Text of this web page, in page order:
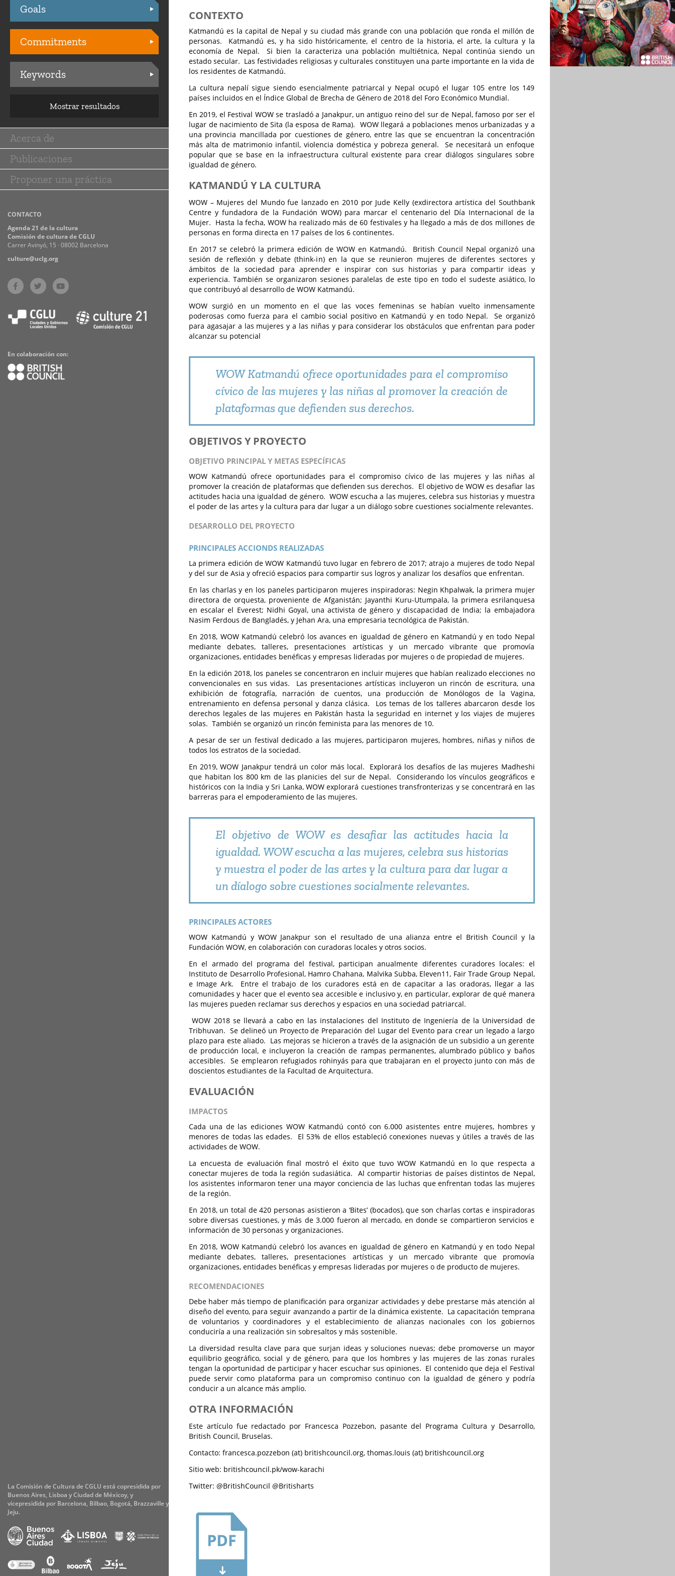
Practices
Goals
Commitments
Keywords
Mostrar resultados
Main
navigation
Acerca de
Publicaciones
Proponer una práctica
CONTACTO
Agenda 21 de la cultura
Comisión de cultura de CGLU
Carrer Avinyó, 15 · 08002 Barcelona
culture@uclg.org
La Comisión de Cultura de CGLU está copresidida por
Buenos Aires, Lisboa y Ciudad de Méxicoy, y
vicepresidida por Barcelona, Bilbao, Bogotá, Brazzaville y
Jeju.
En colaboración con:
CONTEXTO
Katmandú es la capital de Nepal y su ciudad más grande con una población que ronda el millón de
personas. Katmandú es, y ha sido históricamente, el centro de la historia, el arte, la cultura y la
economía de Nepal. Si bien la caracteriza una población multiétnica, Nepal continúa siendo un
estado secular. Las festividades religiosas y culturales constituyen una parte importante en la vida de
los residentes de Katmandú.
La cultura nepalí sigue siendo esencialmente patriarcal y Nepal ocupó el lugar 105 entre los 149
países incluidos en el Índice Global de Brecha de Género de 2018 del Foro Económico Mundial.
En 2019, el Festival WOW se trasladó a Janakpur, un antiguo reino del sur de Nepal, famoso por ser el
lugar de nacimiento de Sita (la esposa de Rama). WOW llegará a poblaciones menos urbanizadas y a
una provincia mancillada por cuestiones de género, entre las que se encuentran la concentración
más alta de matrimonio infantil, violencia doméstica y pobreza general. Se necesitará un enfoque
popular que se base en la infraestructura cultural existente para crear diálogos singulares sobre
igualdad de género.
KATMANDÚ Y LA CULTURA
WOW – Mujeres del Mundo fue lanzado en 2010 por Jude Kelly (exdirectora artística del Southbank
Centre y fundadora de la Fundación WOW) para marcar el centenario del Día Internacional de la
Mujer. Hasta la fecha, WOW ha realizado más de 60 festivales y ha llegado a más de dos millones de
personas en forma directa en 17 países de los 6 continentes.
En 2017 se celebró la primera edición de WOW en Katmandú. British Council Nepal organizó una
sesión de reflexión y debate (think-in) en la que se reunieron mujeres de diferentes sectores y
ámbitos de la sociedad para aprender e inspirar con sus historias y para compartir ideas y
experiencia. También se organizaron sesiones paralelas de este tipo en todo el sudeste asiático, lo
que contribuyó al desarrollo de WOW Katmandú.
WOW surgió en un momento en el que las voces femeninas se habían vuelto inmensamente
poderosas como fuerza para el cambio social positivo en Katmandú y en todo Nepal. Se organizó
para agasajar a las mujeres y a las niñas y para considerar los obstáculos que enfrentan para poder
alcanzar su potencial
WOW Katmandú ofrece oportunidades para el compromiso
cívico de las mujeres y las niñas al promover la creación de
plataformas que defienden sus derechos.
OBJETIVOS Y PROYECTO
OBJETIVO PRINCIPAL Y METAS ESPECÍFICAS
WOW Katmandú ofrece oportunidades para el compromiso cívico de las mujeres y las niñas al
promover la creación de plataformas que defienden sus derechos. El objetivo de WOW es desafiar las
actitudes hacia una igualdad de género. WOW escucha a las mujeres, celebra sus historias y muestra
el poder de las artes y la cultura para dar lugar a un diálogo sobre cuestiones socialmente relevantes.
DESARROLLO DEL PROYECTO
PRINCIPALES ACCIONDS REALIZADAS
La primera edición de WOW Katmandú tuvo lugar en febrero de 2017; atrajo a mujeres de todo Nepal
y del sur de Asia y ofreció espacios para compartir sus logros y analizar los desafíos que enfrentan.
En las charlas y en los paneles participaron mujeres inspiradoras: Negin Khpalwak, la primera mujer
directora de orquesta, proveniente de Afganistán; Jayanthi Kuru-Utumpala, la primera esrilanquesa
en escalar el Everest; Nidhi Goyal, una activista de género y discapacidad de India; la embajadora
Nasim Ferdous de Bangladés, y Jehan Ara, una empresaria tecnológica de Pakistán.
En 2018, WOW Katmandú celebró los avances en igualdad de género en Katmandú y en todo Nepal
mediante debates, talleres, presentaciones artísticas y un mercado vibrante que promovía
organizaciones, entidades benéficas y empresas lideradas por mujeres o de propiedad de mujeres.
En la edición 2018, los paneles se concentraron en incluir mujeres que habían realizado elecciones no
convencionales en sus vidas. Las presentaciones artísticas incluyeron un rincón de escritura, una
exhibición de fotografía, narración de cuentos, una producción de Monólogos de la Vagina,
entrenamiento en defensa personal y danza clásica. Los temas de los talleres abarcaron desde los
derechos legales de las mujeres en Pakistán hasta la seguridad en internet y los viajes de mujeres
solas. También se organizó un rincón feminista para las menores de 10.
A pesar de ser un festival dedicado a las mujeres, participaron mujeres, hombres, niñas y niños de
todos los estratos de la sociedad.
En 2019, WOW Janakpur tendrá un color más local. Explorará los desafíos de las mujeres Madheshi
que habitan los 800 km de las planicies del sur de Nepal. Considerando los vínculos geográficos e
históricos con la India y Sri Lanka, WOW explorará cuestiones transfronterizas y se concentrará en las
barreras para el empoderamiento de las mujeres.
El objetivo de WOW es desafiar las actitudes hacia la
igualdad. WOW escucha a las mujeres, celebra sus historias
y muestra el poder de las artes y la cultura para dar lugar a
un díalogo sobre cuestiones socialmente relevantes.
PRINCIPALES ACTORES
WOW Katmandú y WOW Janakpur son el resultado de una alianza entre el British Council y la
Fundación WOW, en colaboración con curadoras locales y otros socios.
En el armado del programa del festival, participan anualmente diferentes curadores locales: el
Instituto de Desarrollo Profesional, Hamro Chahana, Malvika Subba, Eleven11, Fair Trade Group Nepal,
e Image Ark. Entre el trabajo de los curadores está en de capacitar a las oradoras, llegar a las
comunidades y hacer que el evento sea accesible e inclusivo y, en particular, explorar de qué manera
las mujeres pueden reclamar sus derechos y espacios en una sociedad patriarcal.
WOW 2018 se llevará a cabo en las instalaciones del Instituto de Ingeniería de la Universidad de
Tribhuvan. Se delineó un Proyecto de Preparación del Lugar del Evento para crear un legado a largo
plazo para este aliado. Las mejoras se hicieron a través de la asignación de un subsidio a un gerente
de producción local, e incluyeron la creación de rampas permanentes, alumbrado público y baños
accesibles. Se emplearon refugiados rohinyás para que trabajaran en el proyecto junto con más de
doscientos estudiantes de la Facultad de Arquitectura.
EVALUACIÓN
IMPACTOS
Cada una de las ediciones WOW Katmandú contó con 6.000 asistentes entre mujeres, hombres y
menores de todas las edades. El 53% de ellos estableció conexiones nuevas y útiles a través de las
actividades de WOW.
La encuesta de evaluación final mostró el éxito que tuvo WOW Katmandú en lo que respecta a
conectar mujeres de toda la región sudasiática. Al compartir historias de países distintos de Nepal,
los asistentes informaron tener una mayor conciencia de las luchas que enfrentan todas las mujeres
de la región.
En 2018, un total de 420 personas asistieron a ‘Bites’ (bocados), que son charlas cortas e inspiradoras
sobre diversas cuestiones, y más de 3.000 fueron al mercado, en donde se compartieron servicios e
información de 30 personas y organizaciones.
En 2018, WOW Katmandú celebró los avances en igualdad de género en Katmandú y en todo Nepal
mediante debates, talleres, presentaciones artísticas y un mercado vibrante que promovía
organizaciones, entidades benéficas y empresas lideradas por mujeres o de producto de mujeres.
RECOMENDACIONES
Debe haber más tiempo de planificación para organizar actividades y debe prestarse más atención al
diseño del evento, para seguir avanzando a partir de la dinámica existente. La capacitación temprana
de voluntarios y coordinadores y el establecimiento de alianzas nacionales con los gobiernos
conduciría a una realización sin sobresaltos y más sostenible.
La diversidad resulta clave para que surjan ideas y soluciones nuevas; debe promoverse un mayor
equilibrio geográfico, social y de género, para que los hombres y las mujeres de las zonas rurales
tengan la oportunidad de participar y hacer escuchar sus opiniones. El contenido que deja el Festival
puede servir como plataforma para un compromiso continuo con la igualdad de género y podría
conducir a un alcance más amplio.
OTRA INFORMACIÓN
Este artículo fue redactado por Francesca Pozzebon, pasante del Programa Cultura y Desarrollo,
British Council, Bruselas.
Contacto: francesca.pozzebon (at) britishcouncil.org, thomas.louis (at) britishcouncil.org
Sitio web: britishcouncil.pk/wow-karachi
Twitter: @BritishCouncil @Britisharts